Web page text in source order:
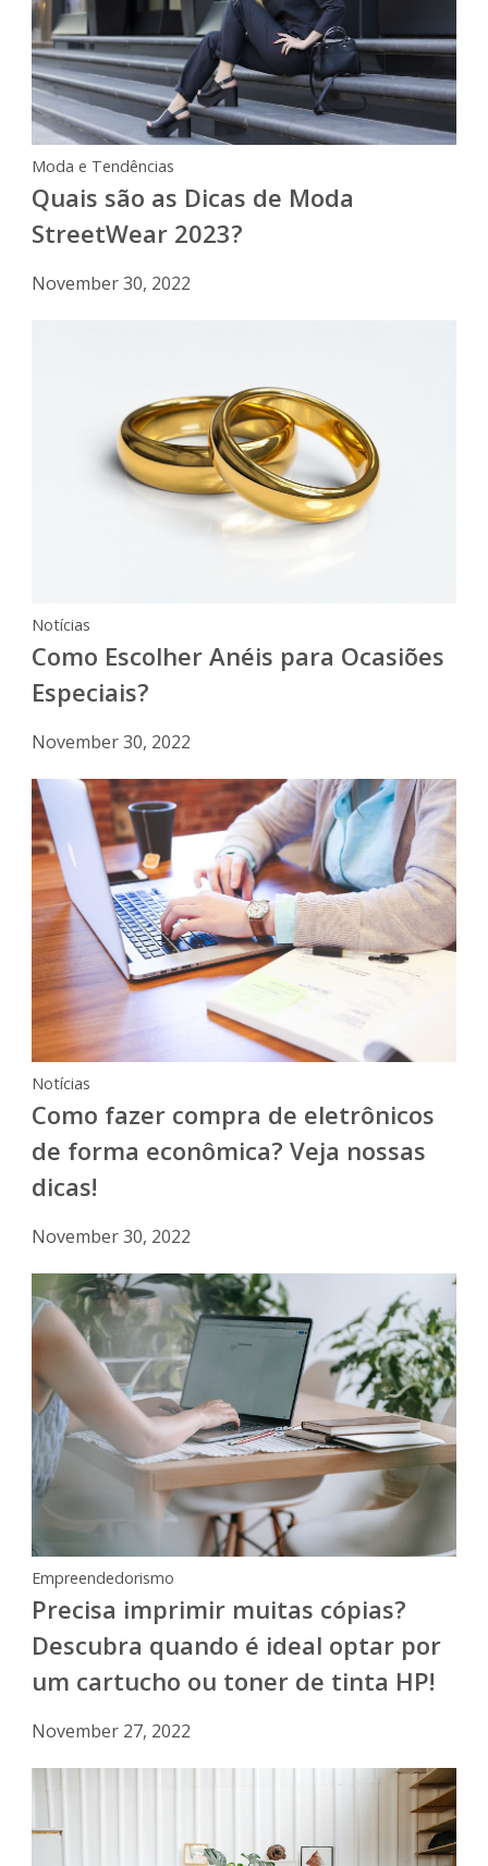
Moda e Tendências
Quais são as Dicas de Moda
StreetWear 2023?
November 30, 2022
Notícias
Como Escolher Anéis para Ocasiões
Especiais?
November 30, 2022
Notícias
Como fazer compra de eletrônicos
de forma econômica? Veja nossas
dicas!
November 30, 2022
Empreendedorismo
Precisa imprimir muitas cópias?
Descubra quando é ideal optar por
um cartucho ou toner de tinta HP!
November 27, 2022